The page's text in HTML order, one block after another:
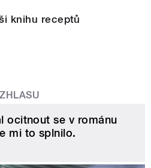
knihu receptů
ocitnout se v románu
mi to splnilo.